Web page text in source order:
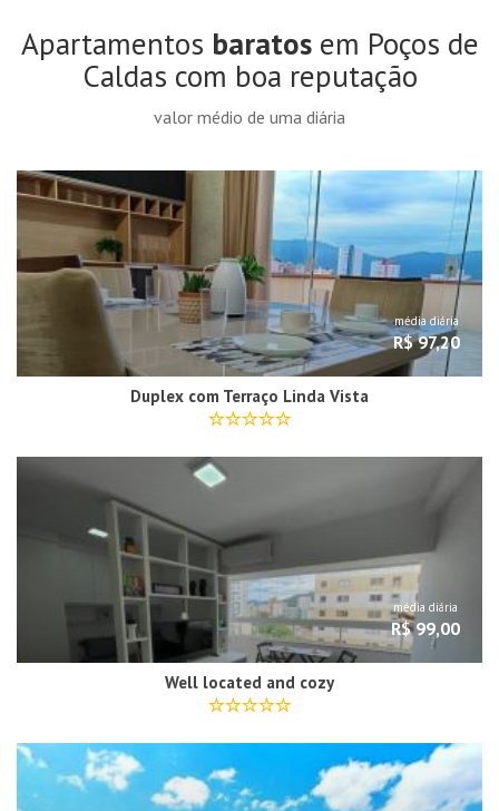
Apartamentos baratosem Poços de
Caldas com boa reputação
valor médio de uma diária
média diária
R$ 97,20
Duplex com Terraço Linda Vista
média diária
R$ 99,00
Well located and cozy